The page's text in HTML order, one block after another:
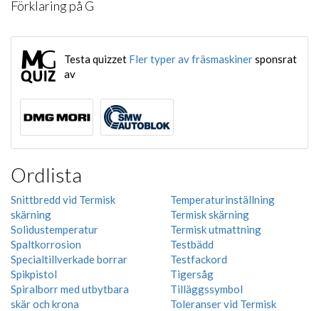
Förklaring på G
Testa quizzet Fler typer av fräsmaskinersponsrat
av
Ordlista
Snittbredd vid Termisk
skärning
Solidustemperatur
Spaltkorrosion
Specialtillverkade borrar
Spikpistol
Spiralborr med utbytbara
skär och krona
Temperaturinställning
Termisk skärning
Termisk utmattning
Testbädd
Testfackord
Tigersåg
Tilläggssymbol
Toleranser vid Termisk